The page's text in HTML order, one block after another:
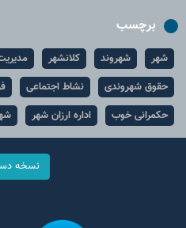
برچسب
شهر شهروند کلانشهر
حقوق شهروندی
نشاط اجتماعی
حکمرانی خوب
اداره ارزان شهر
نسخه